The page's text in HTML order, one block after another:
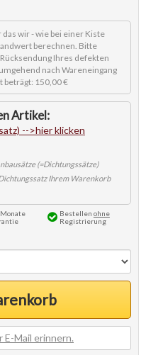
das wir - wie bei einer Kiste
berechnen. Bitte
Rücksendung Ihres defekten
nach Wareneingang
beträgt: 150,00 €
Bestellen ohne
Registrierung
E-Mail erinnern.